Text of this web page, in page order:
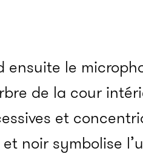
ensuite le
de la cour
et
noir symbolise